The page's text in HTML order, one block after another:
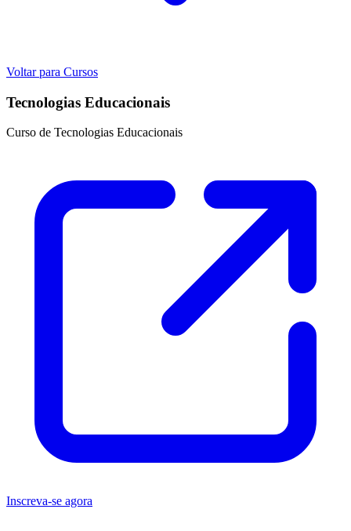
Voltar para Cursos
Tecnologias Educacionais
Curso de Tecnologias Educacionais
Inscreva-se agora